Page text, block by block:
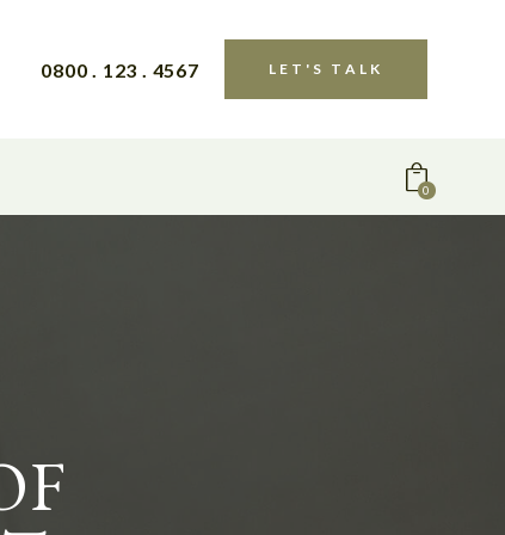
0800 . 123 . 4567 LET'S TALK
0